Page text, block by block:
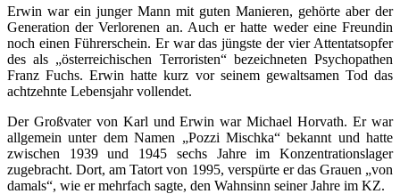
Erwin war ein junger Mann mit guten Manieren, gehörte aber der
Generation der Verlorenen an. Auch er hatte weder eine Freundin
noch einen Führerschein. Er war das jüngste der vier Attentatsopfer
des als „österreichischen Terroristen“ bezeichneten Psychopathen
Franz Fuchs. Erwin hatte kurz vor seinem gewaltsamen Tod das
achtzehnte Lebensjahr vollendet.
Der Großvater von Karl und Erwin war Michael Horvath. Er war
allgemein unter dem Namen „Pozzi Mischka“ bekannt und hatte
zwischen 1939 und 1945 sechs Jahre im Konzentrationslager
zugebracht. Dort, am Tatort von 1995, verspürte er das Grauen „von
damals“, wie er mehrfach sagte, den Wahnsinn seiner Jahre im KZ.